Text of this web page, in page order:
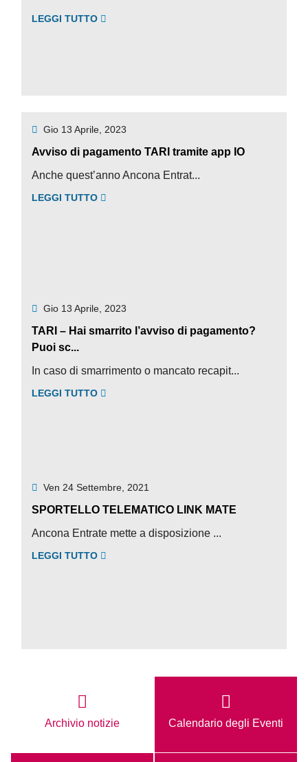
LEGGI TUTTO
Gio 13 Aprile, 2023
Avviso di pagamento TARI tramite app IO
Anche quest’anno Ancona Entrat...
LEGGI TUTTO
Gio 13 Aprile, 2023
TARI – Hai smarrito l’avviso di pagamento?
Puoi sc...
In caso di smarrimento o mancato recapit...
LEGGI TUTTO
Ven 24 Settembre, 2021
SPORTELLO TELEMATICO LINK MATE
Ancona Entrate mette a disposizione ...
LEGGI TUTTO
Archivio notizie Calendario degli Eventi